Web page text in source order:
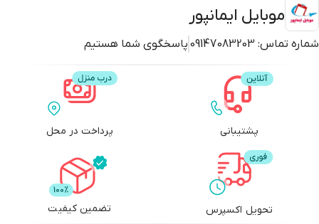
موبایل ایمانپور
شماره تماس: 09147083203 پاسخگوی شما هستیم
پشتیبانی پرداخت در محل
تحویل اکسپرس تضمین کیفیت